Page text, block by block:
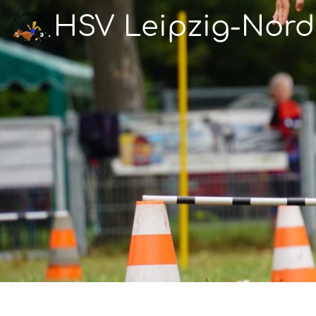
HSV Leipzig-Nord